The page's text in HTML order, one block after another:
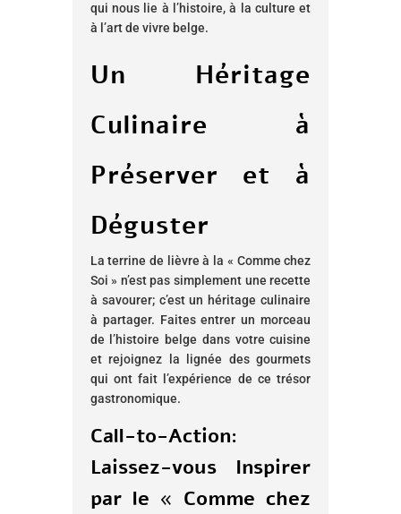
qui nous lie à l’histoire, à la culture et
à l’art de vivre belge.
Un Héritage
Culinaire à
Préserver et à
Déguster
La terrine de lièvre à la « Comme chez
Soi » n’est pas simplement une recette
à savourer; c’est un héritage culinaire
à partager. Faites entrer un morceau
de l’histoire belge dans votre cuisine
et rejoignez la lignée des gourmets
qui ont fait l’expérience de ce trésor
gastronomique.
Call-to-Action:
Laissez-vous Inspirer
par le « Comme chez